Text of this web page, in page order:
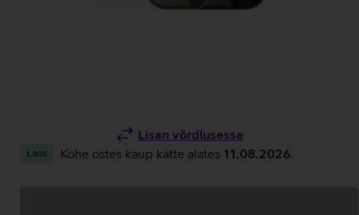
Lisan võrdlusesse
Laos Kohe ostes kaup kätte alates 11.08.2026